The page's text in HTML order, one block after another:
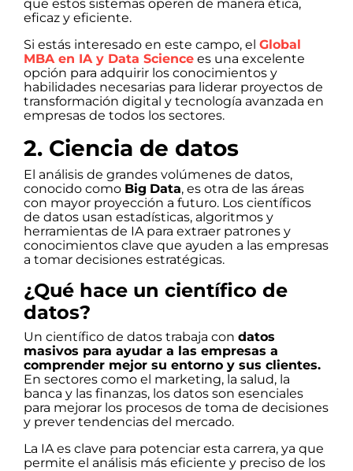
que estos sistemas operen de manera ética,
eficaz y eficiente.
Si estás interesado en este campo, el Global
MBA en IA y Data Science es una excelente
opción para adquirir los conocimientos y
habilidades necesarias para liderar proyectos de
transformación digital y tecnología avanzada en
empresas de todos los sectores.
2. Ciencia de datos
El análisis de grandes volúmenes de datos,
conocido como Big Data, es otra de las áreas
con mayor proyección a futuro. Los científicos
de datos usan estadísticas, algoritmos y
herramientas de IA para extraer patrones y
conocimientos clave que ayuden a las empresas
a tomar decisiones estratégicas.
¿Qué hace un científico de
datos?
Un científico de datos trabaja con datos
masivos para ayudar a las empresas a
comprender mejor su entorno y sus clientes.
En sectores como el marketing, la salud, la
banca y las finanzas, los datos son esenciales
para mejorar los procesos de toma de decisiones
y prever tendencias del mercado.
La IA es clave para potenciar esta carrera, ya que
permite el análisis más eficiente y preciso de los